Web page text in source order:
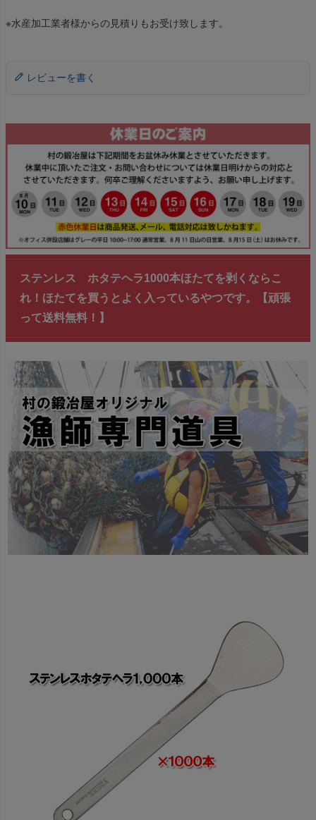
※水産加工業者様からの見積りもお受け致します。
レビューを書く
ステンレス ホタテヘラ1000本ほたてを剥くならこ
れ！ほたてを買うとよく入っているやつです。【頑張
って送料無料！】